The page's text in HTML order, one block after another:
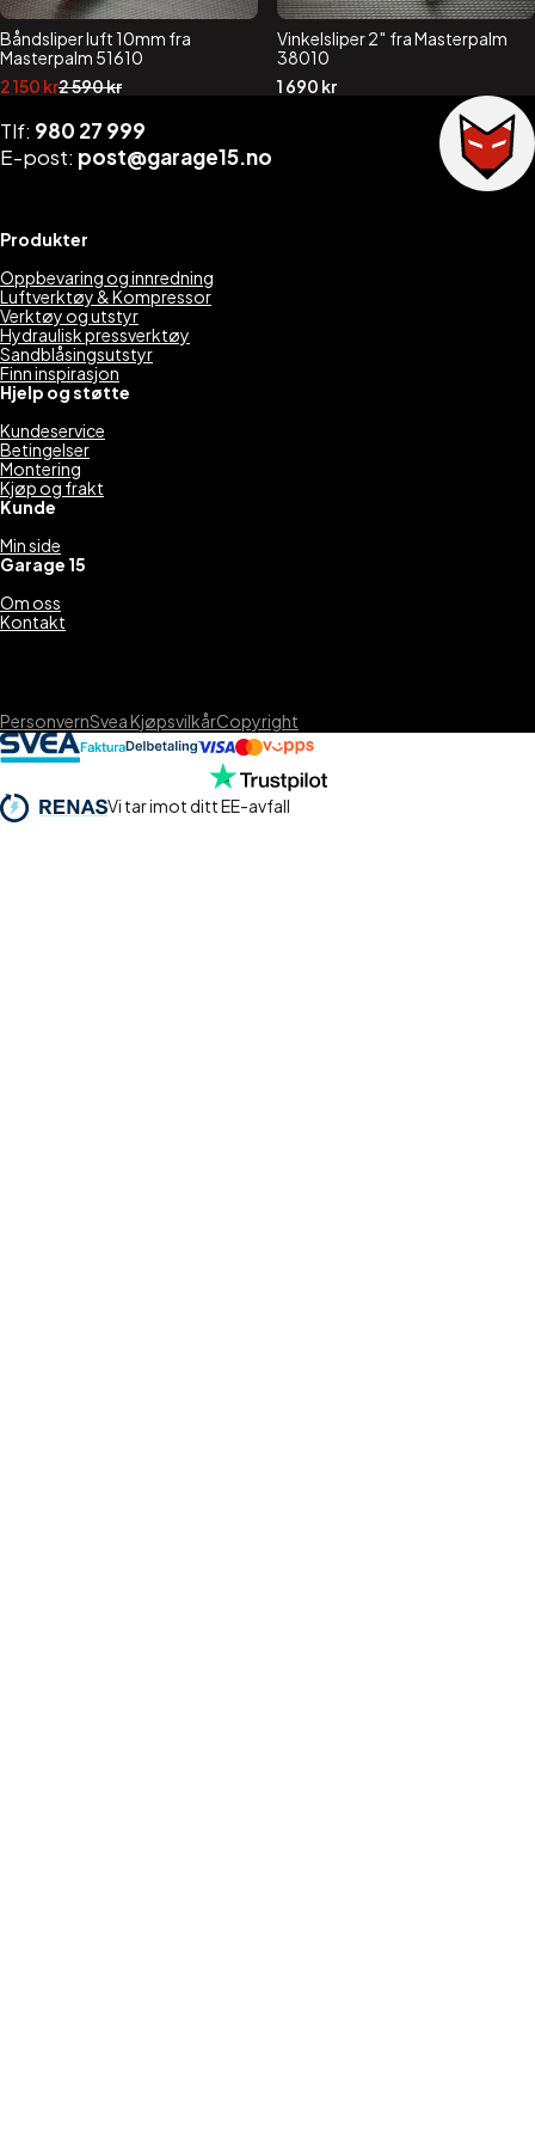
Båndsliper luft 10mm fra
Masterpalm 51610
2 590kr
Opprinnelig
var:
2
590 kr.
2 150 kr
Nåværende
er:
2
150 kr.
Vinkelsliper 2″ fra Masterpalm
38010
1 690 kr
Tlf: 980 27 999
E-post: post@garage15.no
Produkter
Oppbevaring og innredning
Luftverktøy & Kompressor
Verktøy og utstyr
Hydraulisk pressverktøy
Sandblåsingsutstyr
Finn inspirasjon
Hjelp og støtte
Kundeservice
Betingelser
Montering
Kjøp og frakt
Kunde
Min side
Garage 15
Om oss
Kontakt
PersonvernSvea KjøpsvilkårCopyright
Vi tar imot ditt EE-avfall